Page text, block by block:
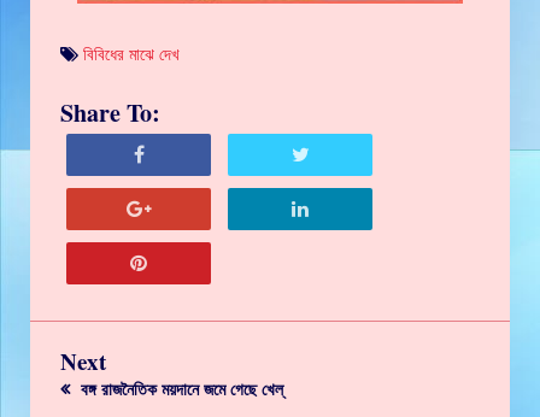
বিবিধের মাঝে দেখ
Share To:
Next
বঙ্গ রাজনৈতিক ময়দানে জমে গেছে খেল্